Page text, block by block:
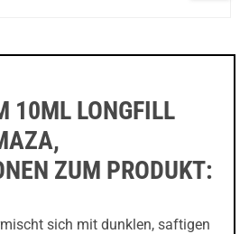
10ML LONGFILL
ZUM PRODUKT:
sich mit dunklen, saftigen